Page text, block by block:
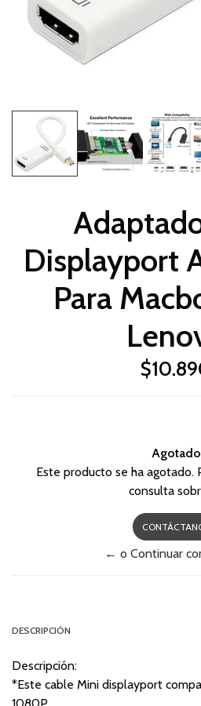
Displayport
Para
Agotado
Este producto se ha agotado.
consulta
← o Continuar
DESCRIPCIÓN
Descripción:
*Este cable Mini displayport
1080P